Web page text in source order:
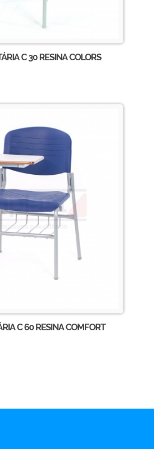
C 30 RESINA COLORS
C 60 RESINA COMFORT